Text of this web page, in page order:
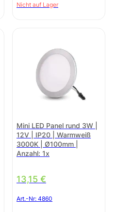
Nicht auf Lager
Mini LED Panel rund 3W |
12V | IP20 | Warmweiß
3000K | Ø100mm |
Anzahl: 1x
13,15 €
Art.-Nr: 4860